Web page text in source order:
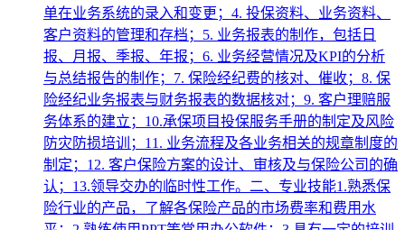
单在业务系统的录入和变更；4. 投保资料、业务资料、
客户资料的管理和存档；5. 业务报表的制作，包括日
报、月报、季报、年报；6. 业务经营情况及KPI的分析
与总结报告的制作；7. 保险经纪费的核对、催收；8. 保
险经纪业务报表与财务报表的数据核对；9. 客户理赔服
务体系的建立；10.承保项目投保服务手册的制定及风险
防灾防损培训；11. 业务流程及各业务相关的规章制度的
制定；12. 客户保险方案的设计、审核及与保险公司的确
认；13.领导交办的临时性工作。二、专业技能1.熟悉保
险行业的产品，了解各保险产品的市场费率和费用水